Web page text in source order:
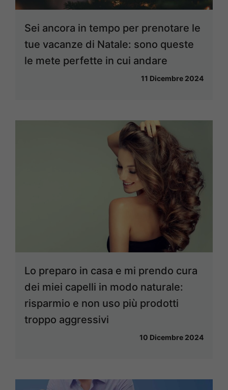
Sei ancora in tempo per prenotare le
tue vacanze di Natale: sono queste
le mete perfette in cui andare
11 Dicembre 2024
Lo preparo in casa e mi prendo cura
dei miei capelli in modo naturale:
risparmio e non uso più prodotti
troppo aggressivi
10 Dicembre 2024